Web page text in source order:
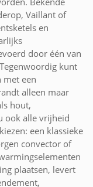
Vaillant of
en
door één van
kunt
met een
alleen maar
hout,
ook alle vrijheid
een klassieke
convector of
plaatsen, levert